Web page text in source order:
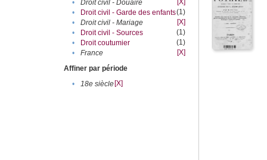
•
Droit civil - Douaire
[X]
•
Droit civil - Garde des enfants(1)
•
Droit civil - Mariage
[X]
•
Droit civil - Sources
(1)
•
Droit coutumier
(1)
•
France
[X]
Affiner par période
•
18e siècle[X]